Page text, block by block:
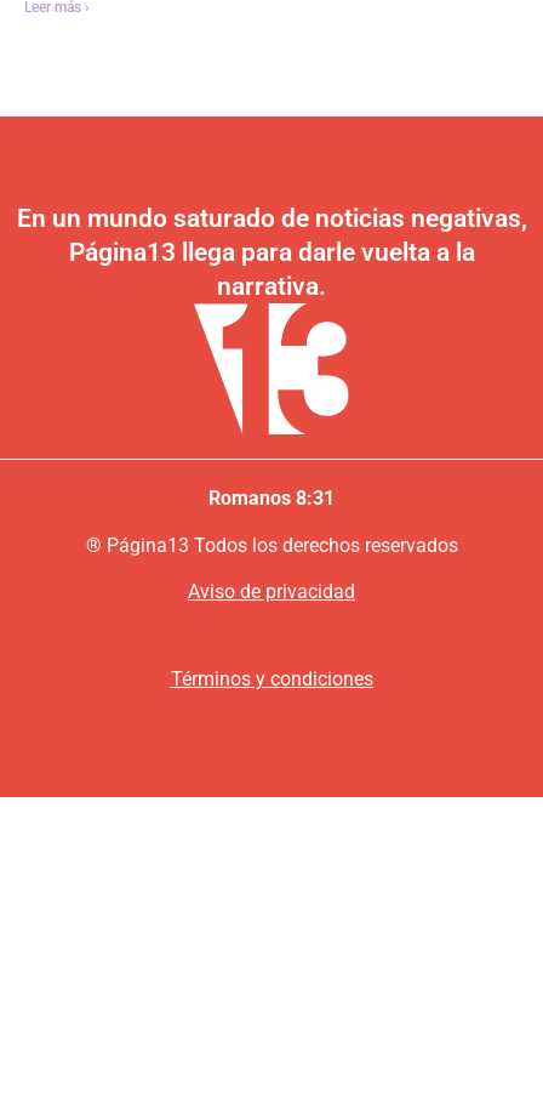
Leer más ›
En un mundo saturado de noticias negativas,
Página13 llega para darle vuelta a la
narrativa.
Romanos 8:31
® Página13 Todos los derechos reservados
Aviso de privacidad
Términos y condiciones